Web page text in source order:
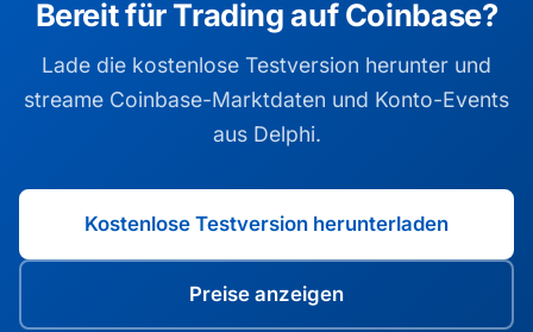
Bereit für Trading auf Coinbase?
Lade die kostenlose Testversion herunter und
streame Coinbase-Marktdaten und Konto-Events
aus Delphi.
Kostenlose Testversion herunterladen
Preise anzeigen